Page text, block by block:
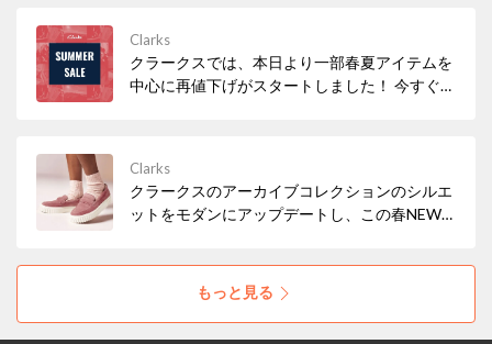
Clarks
クラークスでは、本日より一部春夏アイテムを
中心に再値下げがスタートしました！ 今すぐ履
Clarks
クラークスのアーカイブコレクションのシルエ
ットをモダンにアップデートし、この春NEW
量の厚底ソールで気分もUP！
もっと見る